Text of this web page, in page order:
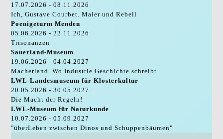
17.07.2026 - 08.11.2026
Ich, Gustave Courbet. Maler und Rebell
Poenigeturm Menden
05.06.2026 - 22.11.2026
Trisonanzen
Sauerland-Museum
19.06.2026 - 04.04.2027
Macherland. Wo Industrie Geschichte schreibt.
LWL-Landesmuseum für Klosterkultur
20.05.2026 - 30.05.2027
Die Macht der Regeln!
LWL-Museum für Naturkunde
10.07.2026 - 05.09.2027
"überLeben zwischen Dinos und Schuppenbäumen"